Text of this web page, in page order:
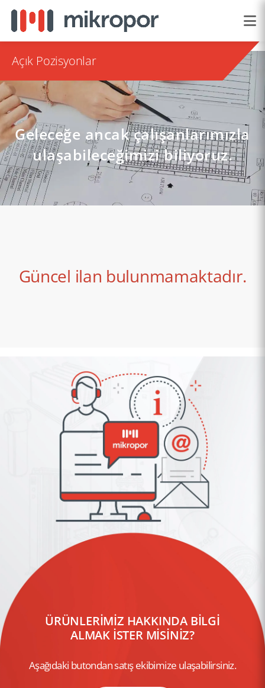
Açık Pozisyonlar
Geleceğe ancak çalışanlarımızla
ulaşabileceğimizi biliyoruz.
Güncel ilan bulunmamaktadır.
ÜRÜNLERİMİZ HAKKINDA BİLGİ
ALMAK İSTER MİSİNİZ?
Aşağıdaki butondan satış ekibimize ulaşabilirsiniz.